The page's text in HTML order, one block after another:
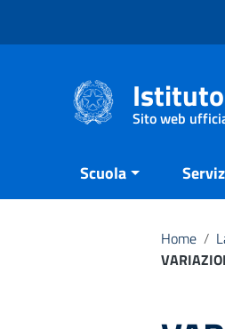
Sito web
Scuola
Home /